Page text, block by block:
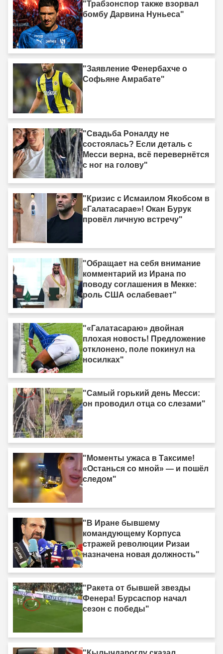
"Трабзонспор также взорвал
бомбу Дарвина Нуньеса"
"Заявление Фенербахче о
Софьяне Амрабате"
"Свадьба Роналду не
состоялась? Если деталь с
Месси верна, всё перевернётся
с ног на голову"
"Кризис с Исмаилом Якобсом в
«Галатасарае»! Окан Бурук
провёл личную встречу"
"Обращает на себя внимание
комментарий из Ирана по
поводу соглашения в Мекке:
роль США ослабевает"
"«Галатасараю» двойная
плохая новость! Предложение
отклонено, поле покинул на
носилках"
"Самый горький день Месси:
он проводил отца со слезами"
"Моменты ужаса в Таксиме!
«Останься со мной» — и пошёл
следом"
"В Иране бывшему
командующему Корпуса
стражей революции Ризаи
назначена новая должность"
"Ракета от бывшей звезды
Фенера! Бурсаспор начал
сезон с победы"